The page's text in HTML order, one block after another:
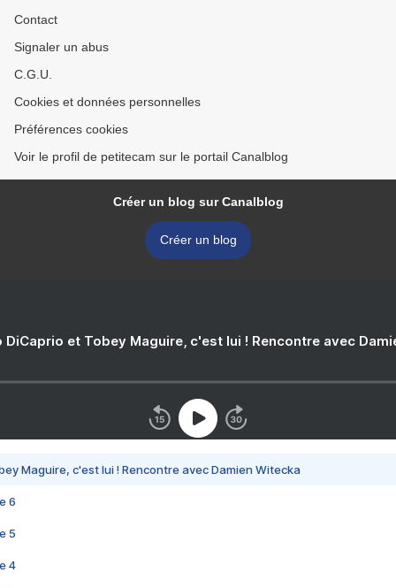
Contact
Signaler un abus
C.G.U.
Cookies et données personnelles
Préférences cookies
Voir le profil de petitecam sur le portail Canalblog
Créer un blog sur Canalblog
Créer un blog
DiCaprio et Tobey Maguire, c'est lui ! Rencontre avec
Maguire, c'est lui ! Rencontre avec Damien Witecka
6
5
4